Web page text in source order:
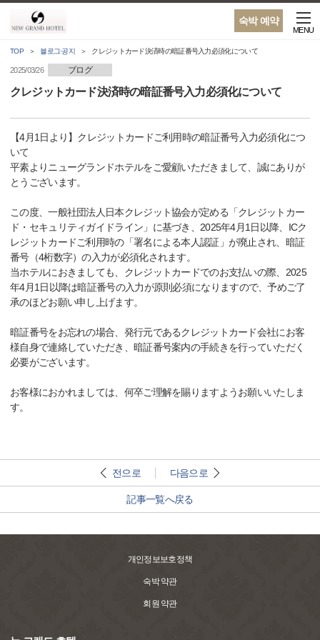
숙박 예약
MENU
TOP 블로그·공지 クレジットカード決済時の暗証番号入力必須化について
2025/03/26 ブログ
クレジットカード決済時の暗証番号入力必須化について
【4月1日より】クレジットカードご利用時の暗証番号入力必須化につ
いて
平素よりニューグランドホテルをご愛顧いただきまして、誠にありが
とうございます。
この度、一般社団法人日本クレジット協会が定める「クレジットカー
ド・セキュリティガイドライン」に基づき、2025年4月1日以降、ICク
レジットカードご利用時の「署名による本人認証」が廃止され、暗証
番号（4桁数字）の入力が必須化されます。
当ホテルにおきましても、クレジットカードでのお支払いの際、2025
年4月1日以降は暗証番号の入力が原則必須になりますので、予めご了
承のほどお願い申し上げます。
暗証番号をお忘れの場合、発行元であるクレジットカード会社にお客
様自身で連絡していただき、暗証番号案内の手続きを行っていただく
必要がございます。
お客様におかれましては、何卒ご理解を賜りますようお願いいたしま
す。
전으로 다음으로
記事一覧へ戻る
개인정보보호정책
숙박 약관
회원 약관